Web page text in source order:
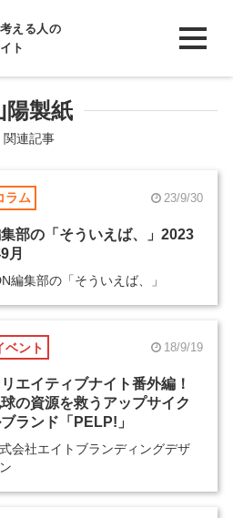
える人の
ト
陽製紙
関連記事
ラム 23/9/30
部の「そういえば、」2023
月
編集部の「そういえば、」
ベント 18/9/19
エイティブナイト番外編！
の資源を救うアップサイク
ランド「PELP!」
会社エイトブランディングデザ